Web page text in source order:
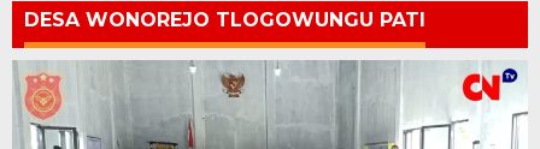
DESA WONOREJO TLOGOWUNGU PATI